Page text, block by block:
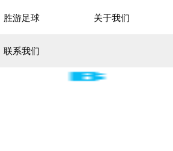
胜游足球 关于我们
联系我们